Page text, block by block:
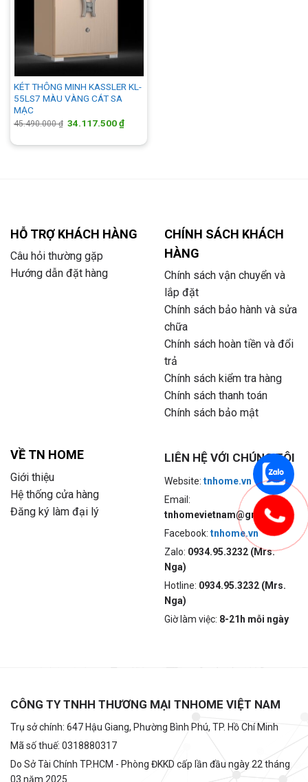
KÉT THÔNG MINH KASSLER KL-
55LS7 MÀU VÀNG CÁT SA
MẠC
45.490.000₫ Giá
45.490.000 ₫.
34.117.500₫Giá
là:
HỖ TRỢ KHÁCH HÀNG
Câu hỏi thường gặp
Hướng dẫn đặt hàng
CHÍNH SÁCH KHÁCH
HÀNG
Chính sách vận chuyển và
lắp đặt
Chính sách bảo hành và sửa
chữa
Chính sách hoàn tiền và đổi
trả
Chính sách kiểm tra hàng
Chính sách thanh toán
Chính sách bảo mật
VỀ TN HOME
Giới thiệu
Hệ thống cửa hàng
Đăng ký làm đại lý
LIÊN HỆ VỚI CHÚNG TÔI
Website: tnhome.vn
Email:
tnhomevietnam@gmail.com
Facebook: tnhome.vn
Zalo: 0934.95.3232 (Mrs.
Nga)
Hotline: 0934.95.3232 (Mrs.
Nga)
Giờ làm việc: 8-21h mỗi ngày
CÔNG TY TNHH THƯƠNG MẠI TNHOME VIỆT NAM
Trụ sở chính: 647 Hậu Giang, Phường Bình Phú, TP. Hồ Chí Minh
Mã số thuế: 0318880317
Do Sở Tài Chính TP.HCM - Phòng ĐKKD cấp lần đầu ngày 22 tháng
03 năm 2025